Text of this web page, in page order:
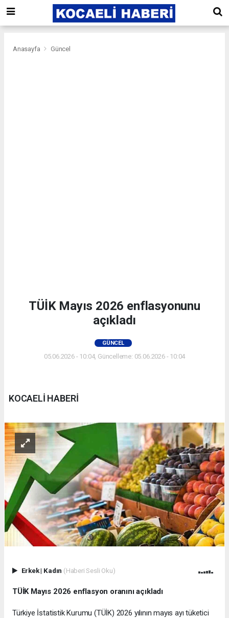
Anasayfa Güncel
TÜİK Mayıs 2026 enflasyonunu
açıkladı
GÜNCEL
05.06.2026 - 10:04, Güncelleme: 05.06.2026 - 10:04
KOCAELİ HABERİ
Erkek| Kadın (Haberi Sesli Oku)
TÜİK Mayıs 2026 enflasyon oranını açıkladı
Türkiye İstatistik Kurumu (TÜİK) 2026 yılının mayıs ayı tüketici